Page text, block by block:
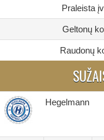
Praleista
Geltonų
Raudonų
Hegelmann